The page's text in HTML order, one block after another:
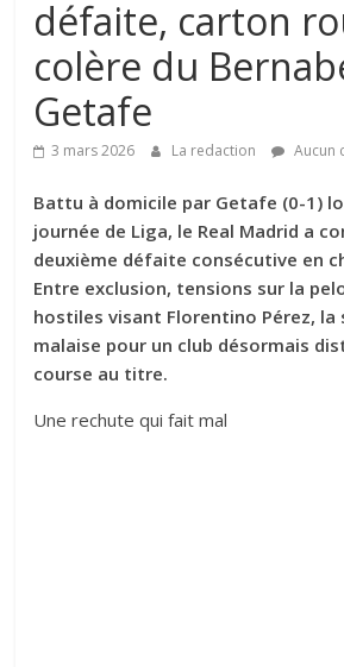
défaite, carton
colère du
Getafe
3 mars 2026 La redaction Aucun
Battu à domicile par Getafe (0-1)
journée de Liga, le Real Madrid a
deuxième défaite consécutive en
Entre exclusion, tensions sur la
hostiles visant Florentino Pérez, la
malaise pour un club désormais
course au titre.
Une rechute qui fait mal